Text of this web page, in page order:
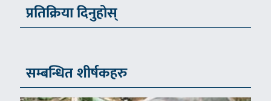
प्रतिक्रिया दिनुहोस्
सम्बन्धित शीर्षकहरु